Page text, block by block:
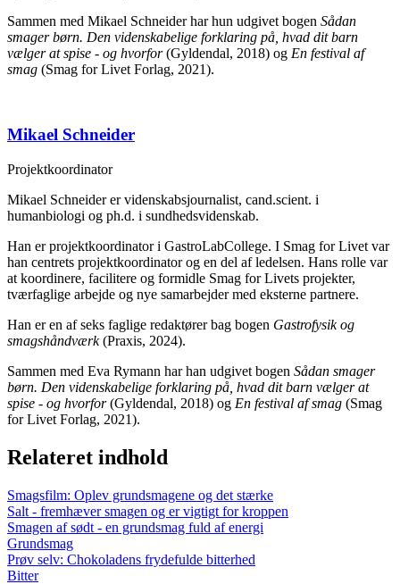
Sammen med Mikael Schneider har hun udgivet bogen Sådan
smager børn. Den videnskabelige forklaring på, hvad dit barn
vælger at spise - og hvorfor(Gyldendal, 2018) og En festival af
smag (Smag for Livet Forlag, 2021).
Mikael Schneider
Projektkoordinator
Mikael Schneider er videnskabsjournalist, cand.scient. i
humanbiologi og ph.d. i sundhedsvidenskab.
Han er projektkoordinator i GastroLabCollege. I Smag for Livet var
han centrets projektkoordinator og en del af ledelsen. Hans rolle var
at koordinere, facilitere og formidle Smag for Livets projekter,
tværfaglige arbejde og nye samarbejder med eksterne partnere.
Han er en af seks faglige redaktører bag bogen Gastrofysik og
smagshåndværk(Praxis, 2024).
Sammen med Eva Rymann har han udgivet bogen Sådan smager
børn. Den videnskabelige forklaring på, hvad dit barn vælger at
spise - og hvorfor(Gyldendal, 2018) og En festival af smag (Smag
for Livet Forlag, 2021).
Relateret indhold
Smagsfilm: Oplev grundsmagene og det stærke
Salt - fremhæver smagen og er vigtigt for kroppen
Smagen af sødt - en grundsmag fuld af energi
Grundsmag
Prøv selv: Chokoladens frydefulde bitterhed
Bitter